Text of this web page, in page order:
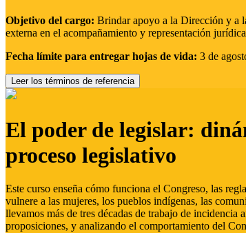
Objetivo del cargo: Brindar apoyo a la Dirección y a
externa en el acompañamiento y representación
Fecha límite para entregar hojas de vida: 3 de
Leer los términos de referencia
El poder de legislar:
proceso legislativo
Este curso enseña cómo funciona el Congreso, las
vulnere a las mujeres, los pueblos indígenas, las
llevamos más de tres décadas de trabajo de
proposiciones, y analizando el comportamiento del